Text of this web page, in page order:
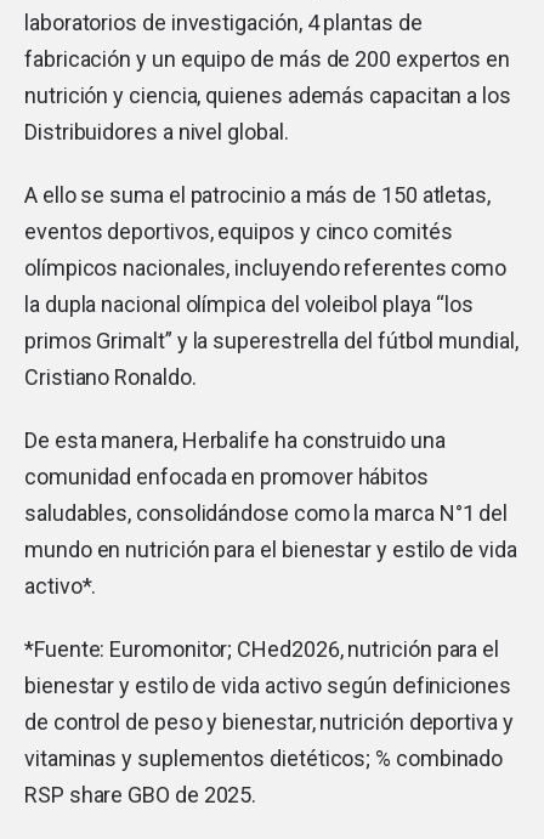
laboratorios de investigación, 4 plantas de
fabricación y un equipo de más de 200 expertos en
nutrición y ciencia, quienes además capacitan a los
Distribuidores a nivel global.
A ello se suma el patrocinio a más de 150 atletas,
eventos deportivos, equipos y cinco comités
olímpicos nacionales, incluyendo referentes como
la dupla nacional olímpica del voleibol playa “los
primos Grimalt” y la superestrella del fútbol mundial,
Cristiano Ronaldo.
De esta manera, Herbalife ha construido una
comunidad enfocada en promover hábitos
saludables, consolidándose como la marca N°1 del
mundo en nutrición para el bienestar y estilo de vida
activo*.
*Fuente: Euromonitor; CHed2026, nutrición para el
bienestar y estilo de vida activo según definiciones
de control de peso y bienestar, nutrición deportiva y
vitaminas y suplementos dietéticos; % combinado
RSP share GBO de 2025.